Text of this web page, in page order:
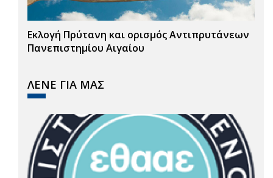
Εκλογή Πρύτανη και ορισμός Αντιπρυτάνεων
Πανεπιστημίου Αιγαίου
ΛΕΝΕ ΓΙΑ ΜΑΣ